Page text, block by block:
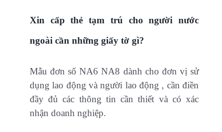
Xin cấp thẻ tạm trú cho người nước
ngoài cần những giấy tờ gì?
Mẫu đơn số NA6 NA8 dành cho đơn vị sử
dụng lao động và người lao động , cần điền
đầy đủ các thông tin cần thiết và có xác
nhận doanh nghiệp.